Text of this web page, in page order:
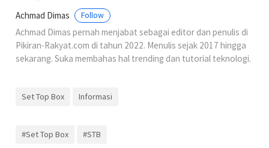
Achmad Dimas Follow
Achmad Dimas pernah menjabat sebagai editor dan penulis di
Pikiran-Rakyat.com di tahun 2022. Menulis sejak 2017 hingga
sekarang. Suka membahas hal trending dan tutorial teknologi.
Set Top Box Informasi
#Set Top Box #STB